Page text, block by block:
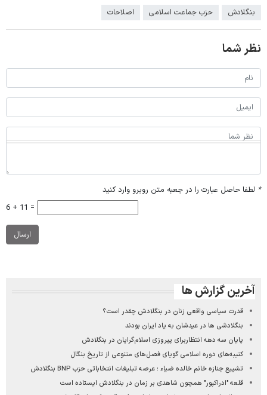
بنگلادش حزب جماعت اسلامی اصلاحات
نظر شما
* لطفا حاصل عبارت را در جعبه متن روبرو وارد کنید
6 + 11 =
ارسال
آخرین گزارش ها
قدرت سیاسی واقعی زنان در بنگلادش چقدر است؟
بنگلادشی ها در عیدشان به یاد ایران بودند
پایان سه دهه انتظاربرای پیروزی اسلام‌گرایان در بنگلادش
کتیبه‌های دوره اسلامی گویای فصل‌های متنوعی از تاریخ بنگال
تشییع جنازه خانم خالده ضیاء ؛ عرصه تبلیغات انتخاباتی حزب BNP بنگلادش
قلعه "ادراکپور" همچون شاهدی بر زمان در بنگلادش ایستاده است